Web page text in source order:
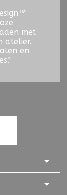
met
atelier.
en